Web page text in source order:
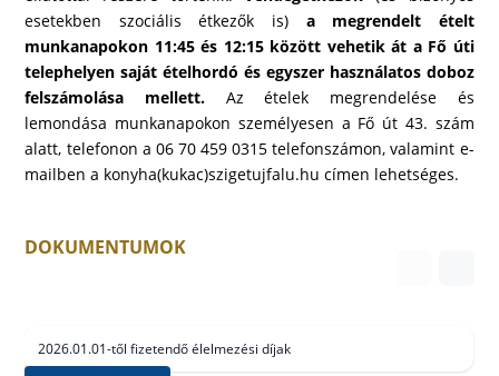
esetekben szociális étkezők is) a megrendelt ételt
munkanapokon 11:45 és 12:15 között vehetik át a Fő úti
telephelyen saját ételhordó és egyszer használatos doboz
felszámolása mellett. Az ételek megrendelése és
lemondása munkanapokon személyesen a Fő út 43. szám
alatt, telefonon a 06 70 459 0315 telefonszámon, valamint e-
mailben a konyha(kukac)szigetujfalu.hu címen lehetséges.
DOKUMENTUMOK
2026.01.01-től fizetendő élelmezési díjak